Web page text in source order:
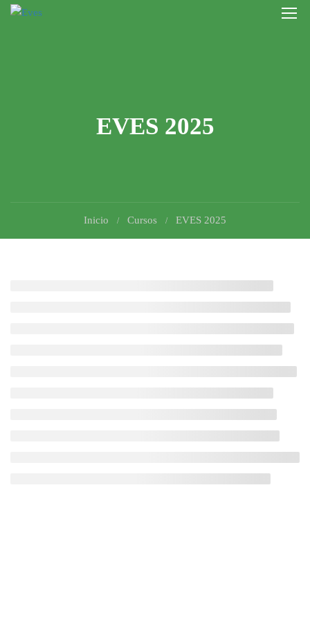
EVES 2025
Inicio Cursos EVES 2025